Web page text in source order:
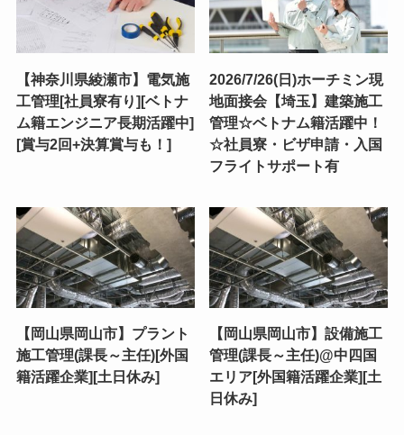
【神奈川県綾瀬市】電気施
工管理[社員寮有り][ベトナ
ム籍エンジニア長期活躍中]
[賞与2回+決算賞与も！]
2026/7/26(日)ホーチミン現
地面接会【埼玉】建築施工
管理☆ベトナム籍活躍中！
☆社員寮・ビザ申請・入国
フライトサポート有
【岡山県岡山市】プラント
施工管理(課長～主任)[外国
籍活躍企業][土日休み]
【岡山県岡山市】設備施工
管理(課長～主任)@中四国
エリア[外国籍活躍企業][土
日休み]